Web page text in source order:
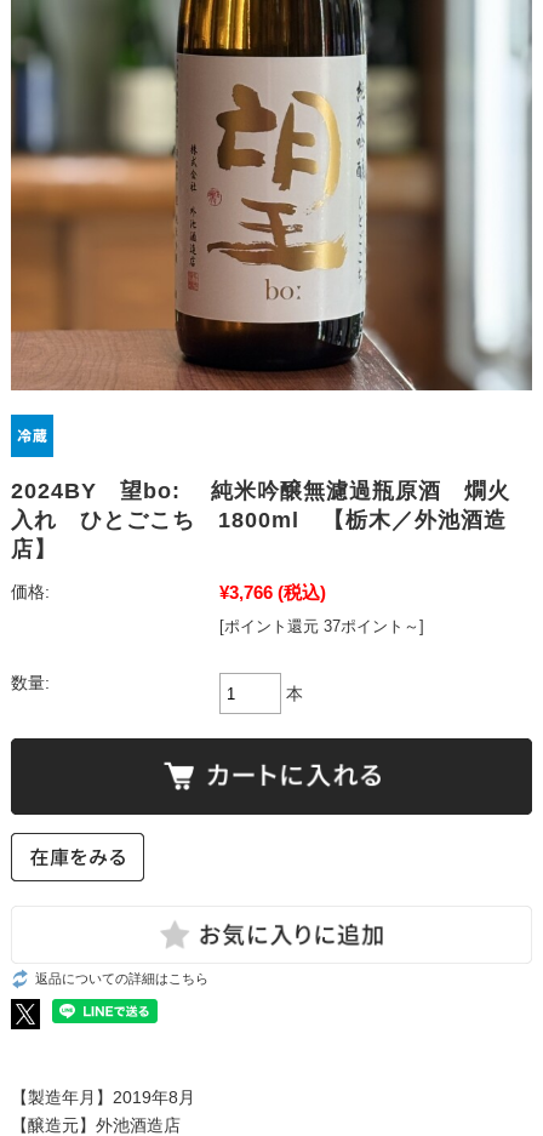
2024BY 望bo: 純米吟醸無濾過瓶原酒 燗火
入れ ひとごこち 1800ml 【栃木／外池酒造
店】
価格: ¥3,766 (税込)
[ポイント還元 37ポイント～]
数量:
本
返品についての詳細はこちら
【製造年月】2019年8月
【醸造元】外池酒造店